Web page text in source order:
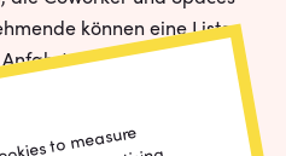
können eine Liste
direkt in der